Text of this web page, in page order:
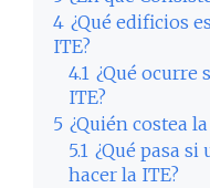
4 ¿Qué edificios
ITE?
4.1 ¿Qué ocurre
ITE?
5 ¿Quién costea
5.1 ¿Qué pasa
hacer la ITE?